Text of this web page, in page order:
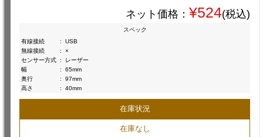
ネット価格： ¥524(税込)
スペック
有線接続
:
USB
無線接続
:
×
センサー方式 :
レーザー
幅
:
65mm
奥行
:
97mm
高さ
: 40mm
在庫状況
在庫なし